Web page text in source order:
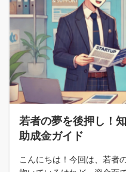
若者の夢を後押し！
助成金ガイド
こんにちは！今回は、若者